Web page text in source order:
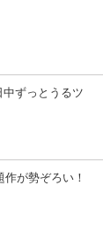
ずっとうるツ
が勢ぞろい！